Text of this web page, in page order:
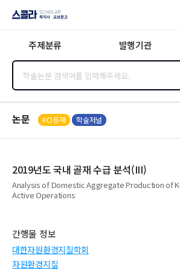
지사·교보문고
주제분류 발행기관
논문 KCI등재 학술저널
2019년도 국내 골재 수급 분석(III)
Analysis of Domestic Aggregate Production of
Active Operations
간행물 정보
대한자원환경지질학회
자원환경지질